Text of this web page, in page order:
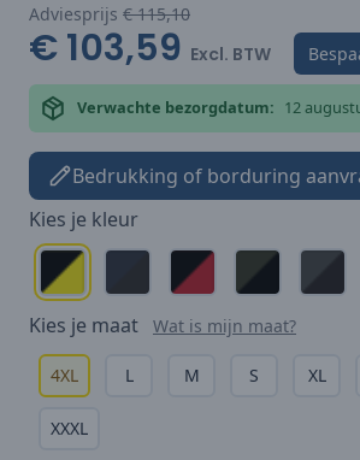
Adviesprijs € 115,10
€ 103,59 Excl. BTW
Verwachte bezorgdatum: 12
Bedrukking of borduring
Kies je kleur
Kies je maat Wat is mijn maat?
4XL L M S XL
XXXL